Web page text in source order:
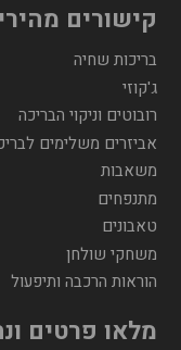
קישורים
בריכות שחיה
ג'קוזי
רובוטים וניקוי הבריכה
אביזרים משלימים
משאבות
מתנפחים
טאבונים
משחקי שולחן
הוראות הרכבה ותיפעול
מלאו פרטים